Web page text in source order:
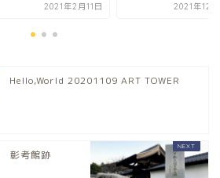
2021年2月11日 2021年12
Hello,World 20201109 ART TOWER
彰考館跡